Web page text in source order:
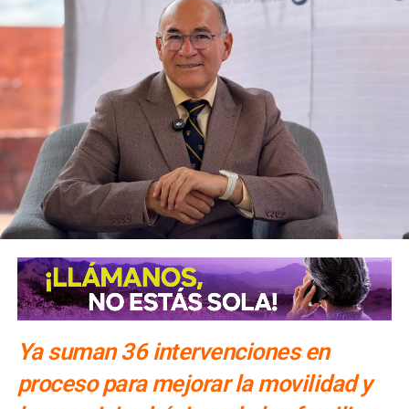
administración se han mejorado condiciones en planteles
locales, entre ellas baños, conectividad, techados y
homologación salarial para directivos y personal docente.
ARTÍCULOS RELACIONADOS:
ENRIQUE GALINDO CEBALLOS
FRAY DIEGO DE LA MAGDALENA
SAN LUIS POTOSÍ
SIGUIENTE
Interapas repara fuga de agua frente a la Alameda
Juan Sarabia
NO TE PIERDAS
SSPC aplica hasta cuatro multas diarias a taxistas en
la Alameda
Ya suman 36 intervenciones en
proceso para mejorar la movilidad y